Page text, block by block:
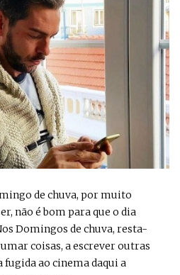
de chuva, por muito
não é bom para que o dia
Domingos de chuva, resta-
coisas, a escrever outras
fugida ao cinema daqui a